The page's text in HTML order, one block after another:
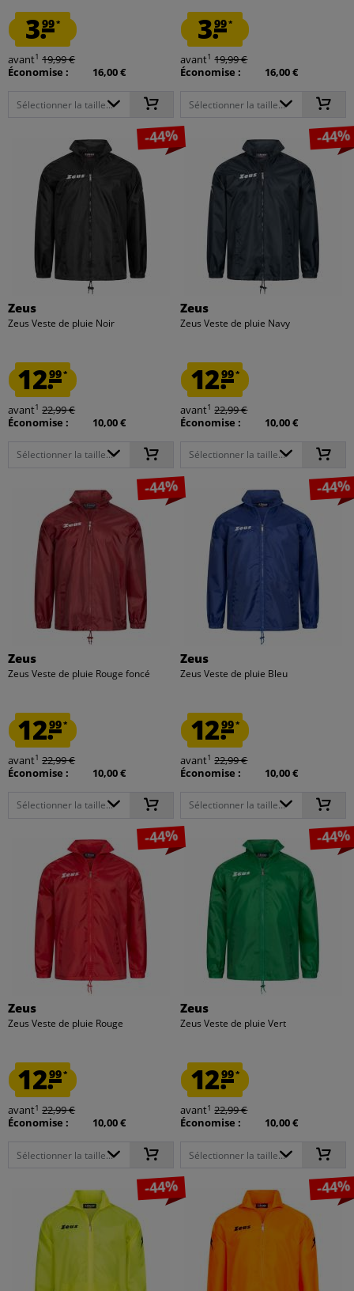
3.99*
avant1 19,99 €
Économise :
16,00 €
Sélectionner la taille...
3.99*
avant1 19,99 €
Économise :
16,00 €
Sélectionner la taille...
-44%
Zeus
Zeus Veste de pluie Noir
12.99*
avant1 22,99 €
Économise :
10,00 €
Sélectionner la taille...
-44%
Zeus
Zeus Veste de pluie Navy
12.99*
avant1 22,99 €
Économise :
10,00 €
Sélectionner la taille...
-44%
Zeus
Zeus Veste de pluie Rouge foncé
12.99*
avant1 22,99 €
Économise :
10,00 €
Sélectionner la taille...
-44%
Zeus
Zeus Veste de pluie Bleu
12.99*
avant1 22,99 €
Économise :
10,00 €
Sélectionner la taille...
-44%
Zeus
Zeus Veste de pluie Rouge
12.99*
avant1 22,99 €
Économise :
10,00 €
Sélectionner la taille...
-44%
Zeus
Zeus Veste de pluie Vert
12.99*
avant1 22,99 €
Économise :
10,00 €
Sélectionner la taille...
-44% -44%